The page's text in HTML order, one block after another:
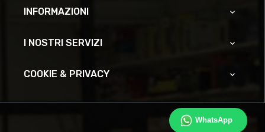
WhatsApp
INFORMAZIONI 
I NOSTRI SERVIZI 
COOKIE & PRIVACY 